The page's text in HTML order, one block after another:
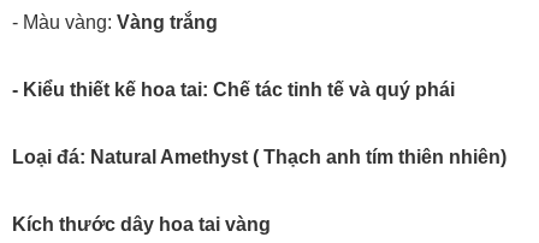
- Màu vàng: Vàng trắng
- Kiểu thiết kế hoa tai: Chế tác tinh tế và quý phái
Loại đá: Natural Amethyst ( Thạch anh tím thiên nhiên)
Kích thước dây hoa tai vàng